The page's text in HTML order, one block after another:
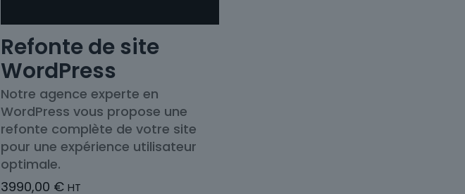
Refonte de site
WordPress
Notre agence experte en
WordPress vous propose une
refonte complète de votre site
pour une expérience utilisateur
optimale.
3990,00 € HT